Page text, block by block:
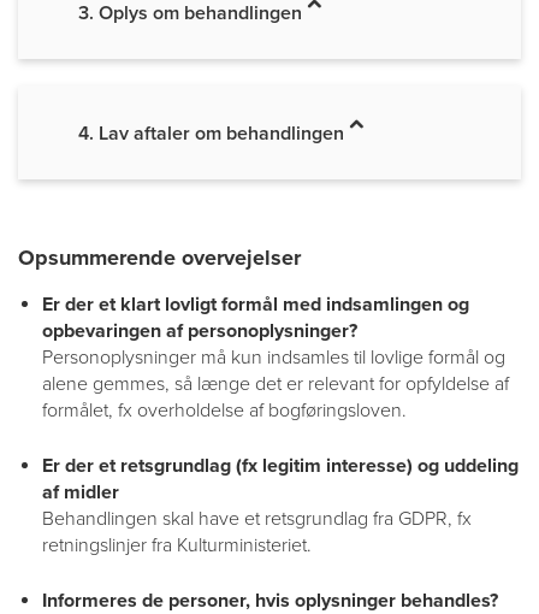
3. Oplys om behandlingen
4. Lav aftaler om behandlingen
Opsummerende overvejelser
Er der et klart lovligt formål med indsamlingen og
opbevaringen af personoplysninger?
Personoplysninger må kun indsamles til lovlige formål og
alene gemmes, så længe det er relevant for opfyldelse af
formålet, fx overholdelse af bogføringsloven.
Er der et retsgrundlag (fx legitim interesse) og uddeling
af midler
Behandlingen skal have et retsgrundlag fra GDPR, fx
retningslinjer fra Kulturministeriet.
Informeres de personer, hvis oplysninger behandles?